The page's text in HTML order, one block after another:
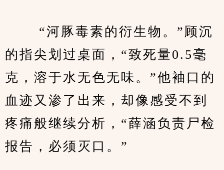
“河豚毒素的衍生物。”顾沉
的指尖划过桌面，“致死量0.5毫
克，溶于水无色无味。”他袖口的
血迹又渗了出来，却像感受不到
疼痛般继续分析，“薛涵负责尸检
报告，必须灭口。”